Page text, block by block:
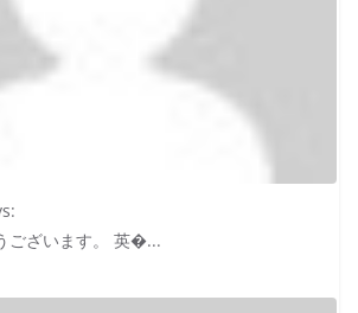
ございます。 英�...